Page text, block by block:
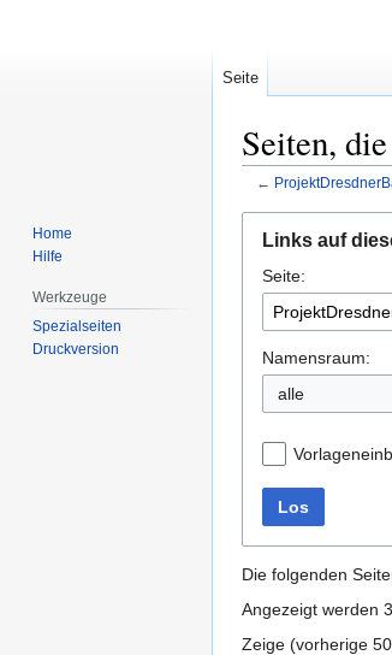
Seiten,
←
Navigation
springen
Suche
springen
Links auf
Seite:
Namensraum:
alle
Los
Die folgenden
Angezeigt werden
Zeige (vorherige 50
Seite
Home
Hilfe
Werkzeuge
Spezialseiten
Druckversion